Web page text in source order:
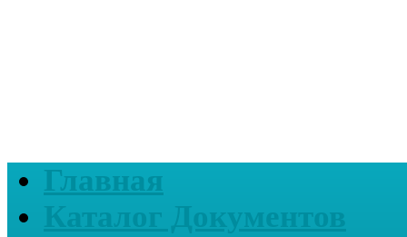
Главная
Каталог Документов